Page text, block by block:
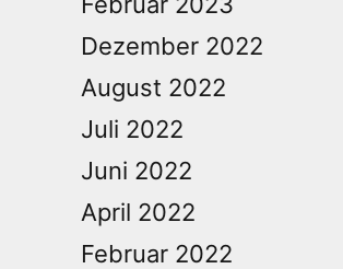
Dezember 2022
August 2022
Juli 2022
Juni 2022
April 2022
Februar 2022